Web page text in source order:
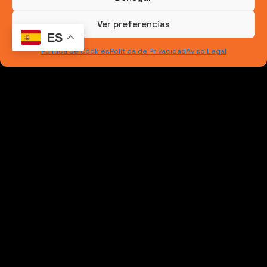
Ver preferencias
Política de CookiesPolítica de PrivacidadAviso Legal
Coordinación con otros equipos técnicos.
Muchas veces, el mayor valor que aporta una
ES